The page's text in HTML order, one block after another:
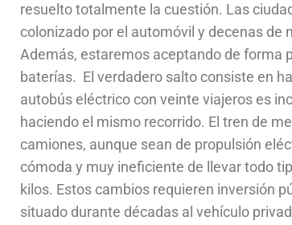
resuelto totalmente la cuestión. Las
colonizado por el automóvil y decenas
Además, estaremos aceptando de forma
baterías. El verdadero salto consiste en
autobús eléctrico con veinte viajeros es
haciendo el mismo recorrido. El tren de
camiones, aunque sean de propulsión
cómoda y muy ineficiente de llevar todo
kilos. Estos cambios requieren inversión
situado durante décadas al vehículo